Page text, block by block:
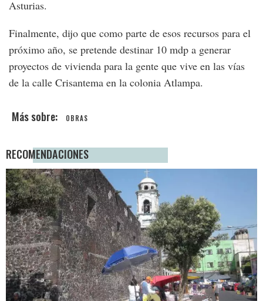
Asturias.
Finalmente, dijo que como parte de esos recursos para el
próximo año, se pretende destinar 10 mdp a generar
proyectos de vivienda para la gente que vive en las vías
de la calle Crisantema en la colonia Atlampa.
OBRAS
RECOMENDACIONES